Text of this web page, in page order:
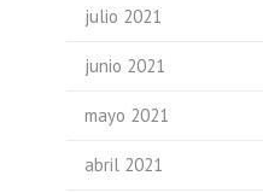
julio 2021
junio 2021
mayo 2021
abril 2021